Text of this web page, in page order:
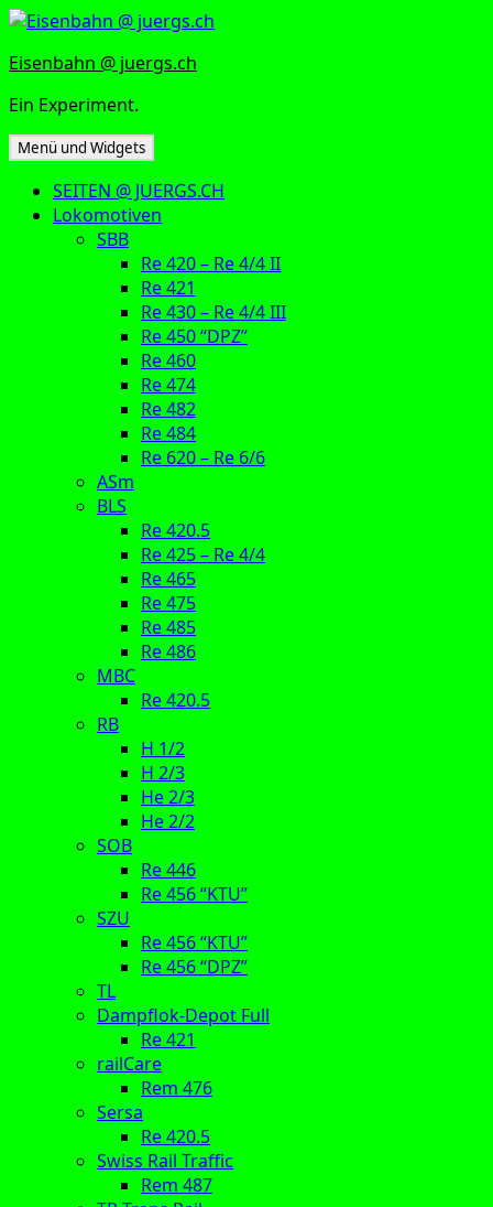
Zum
springen
Eisenbahn @ juergs.ch
Ein Experiment.
Menü und Widgets
SEITEN @ JUERGS.CH
Lokomotiven
SBB
Re 420 – Re 4/4 II
Re 421
Re 430 – Re 4/4 III
Re 450 “DPZ”
Re 460
Re 474
Re 482
Re 484
Re 620 – Re 6/6
ASm
BLS
Re 420.5
Re 425 – Re 4/4
Re 465
Re 475
Re 485
Re 486
MBC
Re 420.5
RB
H 1/2
H 2/3
He 2/3
He 2/2
SOB
Re 446
Re 456 “KTU”
SZU
Re 456 “KTU”
Re 456 “DPZ”
TL
Dampflok-Depot Full
Re 421
railCare
Rem 476
Sersa
Re 420.5
Swiss Rail Traffic
Rem 487